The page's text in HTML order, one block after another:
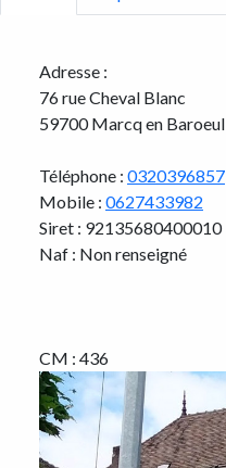
Adresse :
76 rue Cheval Blanc
59700 Marcq en Baroeul
Téléphone : 0320396857
Mobile : 0627433982
Siret : 92135680400010
Naf : Non renseigné
CM : 436